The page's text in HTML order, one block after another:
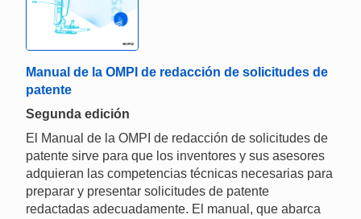
Manual de la OMPI de redacción de solicitudes de
patente
Segunda edición
El Manual de la OMPI de redacción de solicitudes de
patente sirve para que los inventores y sus asesores
adquieran las competencias técnicas necesarias para
preparar y presentar solicitudes de patente
redactadas adecuadamente. El manual, que abarca